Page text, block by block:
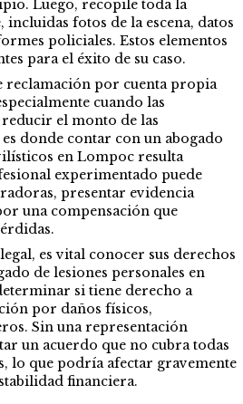
Luego, recopile toda la
fotos de la escena, datos
policiales. Estos elementos
para el éxito de su caso.
reclamación por cuenta propia
cuando las
el monto de las
donde contar con un abogado
en Lompoc resulta
experimentado puede
presentar evidencia
una compensación que
es vital conocer sus derechos
de lesiones personales en
si tiene derecho a
por daños físicos,
Sin una representación
un acuerdo que no cubra todas
lo que podría afectar gravemente
financiera.